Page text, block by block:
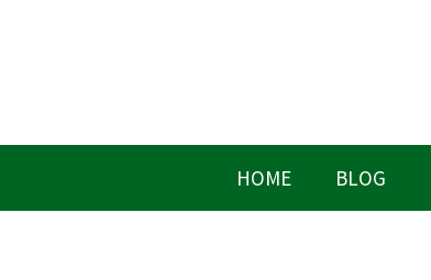
HOME BLOG